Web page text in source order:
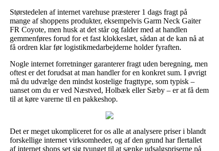
Størstedelen af internet varehuse præsterer 1 dags fragt på
mange af shoppens produkter, eksempelvis Garm Neck Gaiter
FR Coyote, men husk at det står og falder med at handlen
gemmenføres forud for et fast klokkeslæt, sådan at de kan nå at
få ordren klar før logistikmedarbejderne holder fyraften.
Nogle internet forretninger garanterer fragt uden beregning, men
oftest er det forudsat at man handler for en konkret sum. I øvrigt
må du udvælge den mindst kostelige fragttype, som typisk –
uanset om du er ved Næstved, Holbæk eller Sæby – er at få dem
til at køre varerne til en pakkeshop.
Det er meget ukompliceret for os alle at analysere priser i blandt
forskellige internet virksomheder, og af den grund har flertallet
af internet shops set sig tvunget til at sænke udsalgspriserne på